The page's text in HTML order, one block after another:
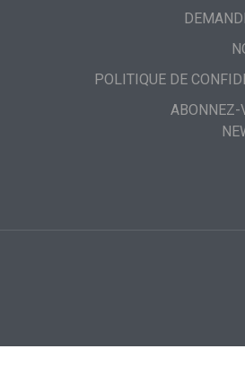
POLITIQUE DE
ABONNEZ-